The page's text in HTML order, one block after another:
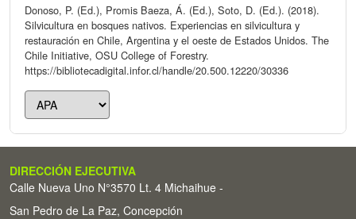
Donoso, P. (Ed.), Promis Baeza, Á. (Ed.), Soto, D. (Ed.). (2018).
Silvicultura en bosques nativos. Experiencias en silvicultura y
restauración en Chile, Argentina y el oeste de Estados Unidos. The
Chile Initiative, OSU College of Forestry.
https://bibliotecadigital.infor.cl/handle/20.500.12220/30336
DIRECCIÓN EJECUTIVA
Calle Nueva Uno N°3570 Lt. 4 Michaihue -
San Pedro de La Paz, Concepción